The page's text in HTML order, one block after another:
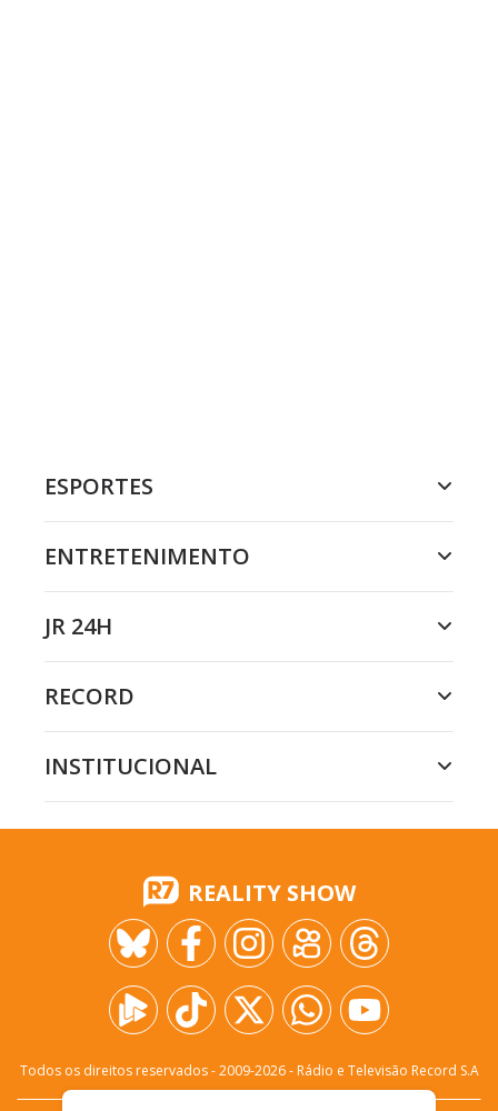
ESPORTES
ENTRETENIMENTO
JR 24H
RECORD
INSTITUCIONAL
REALITY SHOW
Todos os direitos reservados - 2009-2026- Rádio e Televisão Record S.A